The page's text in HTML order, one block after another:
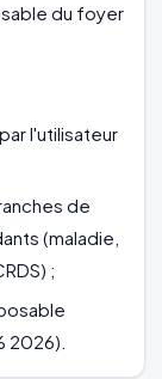
du foyer
l'utilisateur
de
(maladie,
;
2026).